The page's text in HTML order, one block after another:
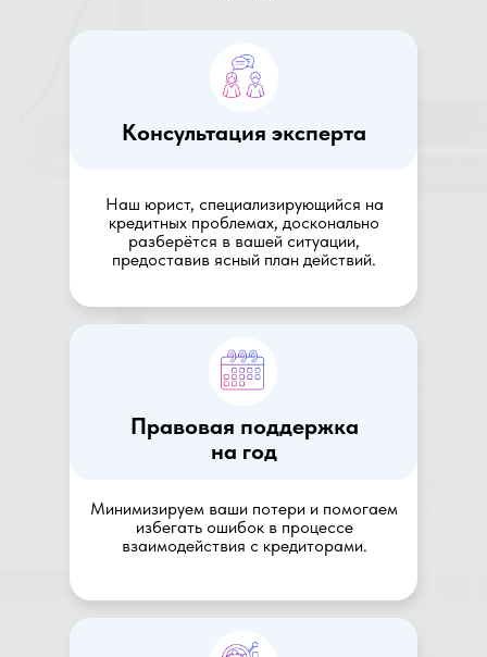
Консультация эксперта
Наш юрист, специализирующийся на
кредитных проблемах, досконально
разберётся в вашей ситуации,
предоставив ясный план действий.
Правовая поддержка
на год
Минимизируем ваши потери и помогаем
избегать ошибок в процессе
взаимодействия с кредиторами.